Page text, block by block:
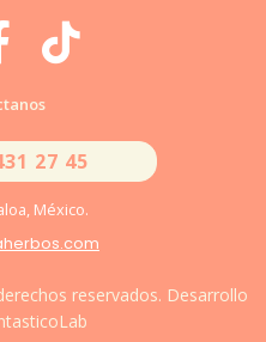
27 45
México.
reservados. Desarrollo